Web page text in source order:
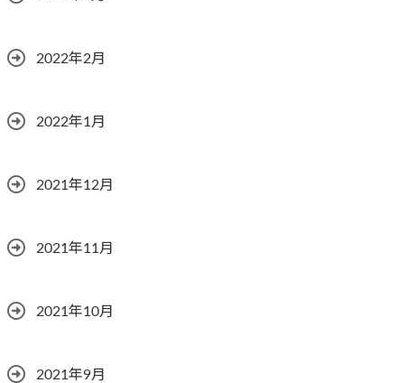
2022年2月
2022年1月
2021年12月
2021年11月
2021年10月
2021年9月